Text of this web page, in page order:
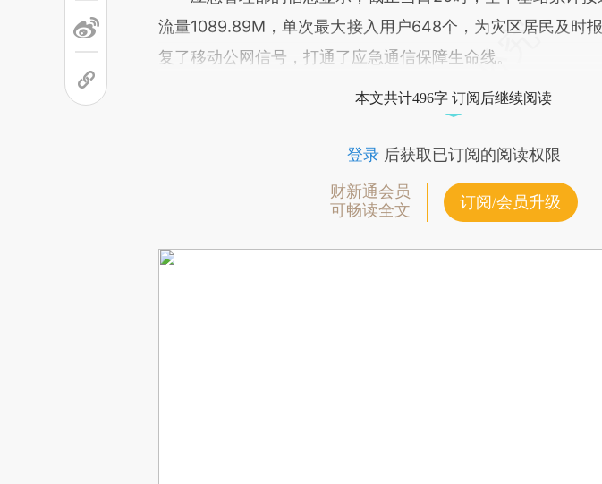
流量1089.89M，单次最大接入用户648个，为灾区居民及时
复了移动公网信号，打通了应急通信保障生命线。
本文共计496字 订阅后继续阅读
登录后获取已订阅的阅读权限
财新通会员
可畅读全文
订阅/会员升级